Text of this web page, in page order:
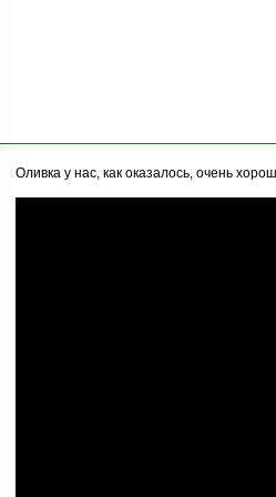
Оливка у нас, как оказалось, очень